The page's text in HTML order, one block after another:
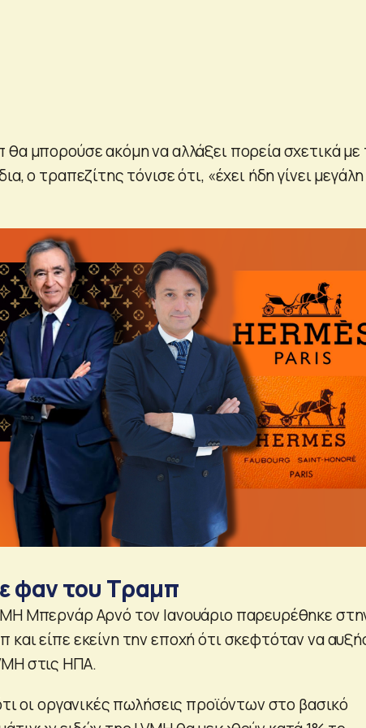
μπορούσε ακόμη να αλλάξει πορεία σχετικά με
ο τραπεζίτης τόνισε ότι, «έχει ήδη γίνει μεγάλη
φαν του Τραμπ
Μπερνάρ Αρνό τον Ιανουάριο παρευρέθηκε
είπε εκείνη την εποχή ότι σκεφτόταν να
στις ΗΠΑ.
οι οργανικές πωλήσεις προϊόντων στο βασικό